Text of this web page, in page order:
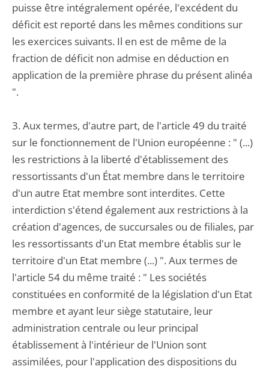
puisse être intégralement opérée, l'excédent du
déficit est reporté dans les mêmes conditions sur
les exercices suivants. Il en est de même de la
fraction de déficit non admise en déduction en
application de la première phrase du présent alinéa
".
3. Aux termes, d'autre part, de l'article 49 du traité
sur le fonctionnement de l'Union européenne : " (...)
les restrictions à la liberté d'établissement des
ressortissants d'un État membre dans le territoire
d'un autre Etat membre sont interdites. Cette
interdiction s'étend également aux restrictions à la
création d'agences, de succursales ou de filiales, par
les ressortissants d'un Etat membre établis sur le
territoire d'un Etat membre (...) ". Aux termes de
l'article 54 du même traité : " Les sociétés
constituées en conformité de la législation d'un Etat
membre et ayant leur siège statutaire, leur
administration centrale ou leur principal
établissement à l'intérieur de l'Union sont
assimilées, pour l'application des dispositions du